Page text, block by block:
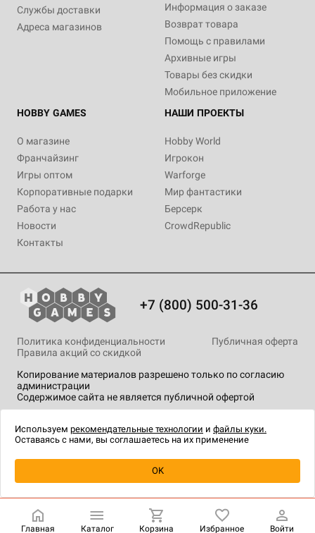
Купить
Службы доставки
Адреса магазинов
Информация о заказе
Возврат товара
Помощь с правилами
Архивные игры
Товары без скидки
Мобильное приложение
HOBBY GAMES
О магазине
Франчайзинг
Игры оптом
Корпоративные подарки
Работа у нас
Новости
Контакты
НАШИ ПРОЕКТЫ
Hobby World
Игрокон
Warforge
Мир фантастики
Берсерк
CrowdRepublic
+7 (800) 500-31-36
Копирование материалов разрешено только по согласию
администрации
Содержимое сайта не является публичной офертой
Политика конфиденциальности
Публичная оферта
Правила акций со скидкой
технологии.
Главная Каталог Корзина Избранное Войти
Используем рекомендательные технологии и файлы куки.
Оставаясь с нами, вы соглашаетесь на их применение
OK